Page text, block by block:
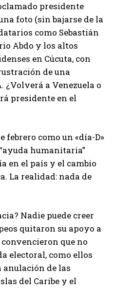
presidente
foto (sin bajarse de la
como Sebastián
Abdo y los altos
en Cúcuta, con
de una
¿Volverá a Venezuela o
presidente en el
febrero como un «día-D»
humanitaria”
en el país y el cambio
La realidad: nada de
Nadie puede creer
quitaron su apoyo a
que no
electoral, como ellos
anulación de las
del Caribe y el